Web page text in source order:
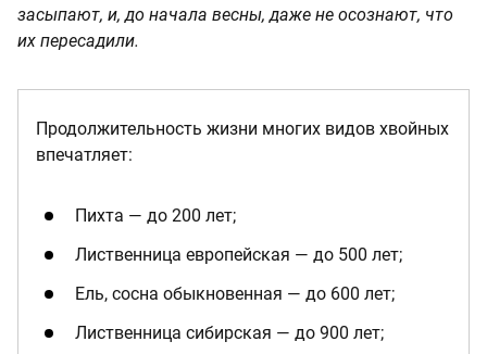
засыпают, и, до начала весны, даже не осознают, что
их пересадили.
Продолжительность жизни многих видов хвойных
впечатляет:
Пихта — до 200 лет;
Лиственница европейская — до 500 лет;
Ель, сосна обыкновенная — до 600 лет;
Лиственница сибирская — до 900 лет;